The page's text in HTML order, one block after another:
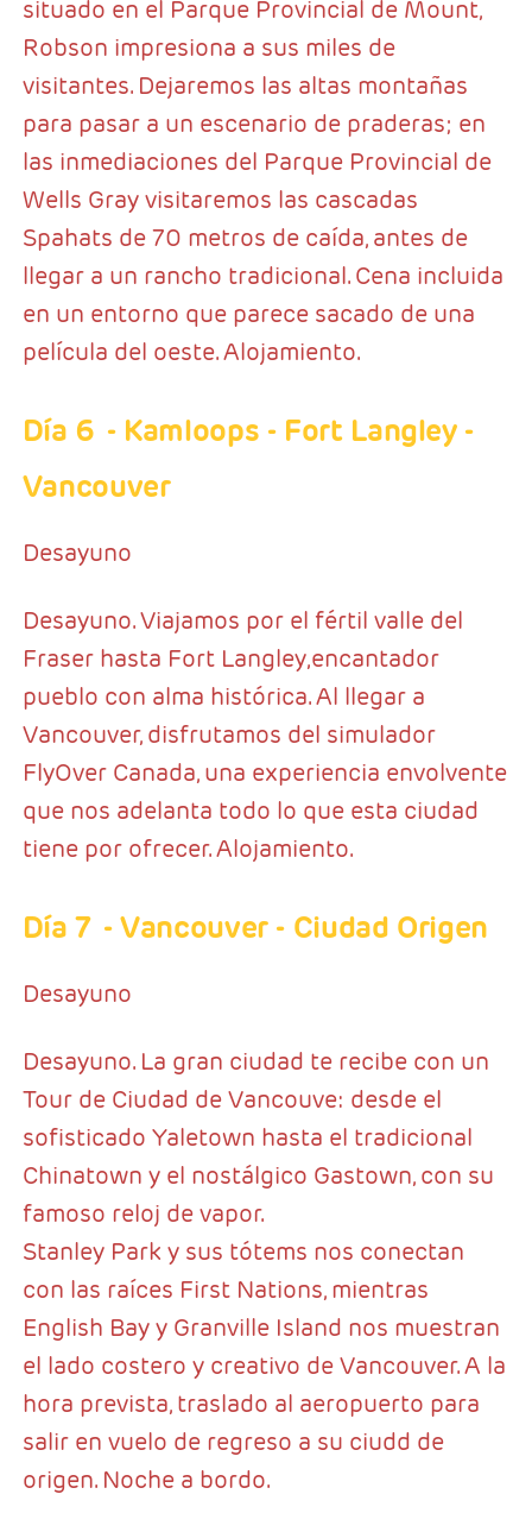
situado en el Parque Provincial de Mount,
Robson impresiona a sus miles de
visitantes. Dejaremos las altas montañas
para pasar a un escenario de praderas; en
las inmediaciones del Parque Provincial de
Wells Gray visitaremos las cascadas
Spahats de 70 metros de caída, antes de
llegar a un rancho tradicional. Cena incluida
en un entorno que parece sacado de una
película del oeste. Alojamiento.
Día 6 - Kamloops - Fort Langley -
Vancouver
Desayuno
Desayuno. Viajamos por el fértil valle del
Fraser hasta Fort Langley,encantador
pueblo con alma histórica. Al llegar a
Vancouver, disfrutamos del simulador
FlyOver Canada, una experiencia envolvente
que nos adelanta todo lo que esta ciudad
tiene por ofrecer. Alojamiento.
Día 7 - Vancouver - Ciudad Origen
Desayuno
Desayuno. La gran ciudad te recibe con un
Tour de Ciudad de Vancouve: desde el
sofisticado Yaletown hasta el tradicional
Chinatown y el nostálgico Gastown, con su
famoso reloj de vapor.
Stanley Park y sus tótems nos conectan
con las raíces First Nations, mientras
English Bay y Granville Island nos muestran
el lado costero y creativo de Vancouver. A la
hora prevista, traslado al aeropuerto para
salir en vuelo de regreso a su ciudd de
origen. Noche a bordo.